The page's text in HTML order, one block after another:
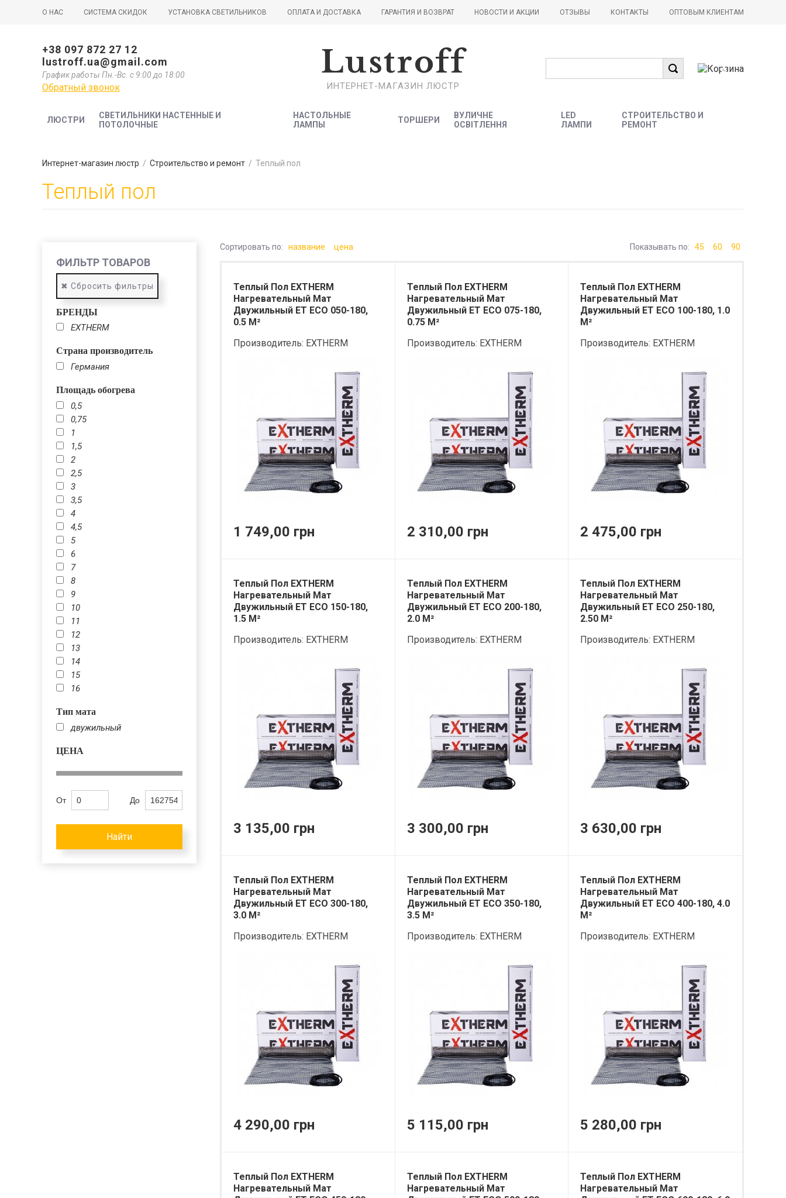
О НАС СИСТЕМА СКИДОК УСТАНОВКА СВЕТИЛЬНИКОВ ОПЛАТА И ДОСТАВКА ГАРАНТИЯ И ВОЗВРАТ НОВОСТИ И АКЦИИ ОТЗЫВЫ КОНТАКТЫ ОПТОВЫМ КЛИЕНТАМ
+38 097 872 27 12
lustroff.ua@gmail.com
График работы Пн.-Вс. с 9:00 до 18:00
Обратный звонок
Lustroff
ИНТЕРНЕТ-МАГАЗИН ЛЮСТР
0
ЛЮСТРИ
СВЕТИЛЬНИКИ НАСТЕННЫЕ И
ПОТОЛОЧНЫЕ
НАСТОЛЬНЫЕ
ЛАМПЫ
ТОРШЕРИ
ВУЛИЧНЕ
ОСВІТЛЕННЯ
LED
ЛАМПИ
СТРОИТЕЛЬСТВО И
РЕМОНТ
Интернет-магазин люстр / Строительство и ремонт / Теплый пол
Теплый пол
ФИЛЬТР ТОВАРОВ
✖ Сбросить фильтры
БРЕНДЫ
EXTHERM
Страна производитель
Германия
Площадь обогрева
0,5
0,75
1
1,5
2
2,5
3
3,5
4
4,5
5
6
7
8
9
10
11
12
13
14
15
16
Тип мата
двужильный
ЦЕНА
От До
Найти
Сортировать по: название цена Показывать по: 45 60 90
Теплый Пол EXTHERM
Нагревательный Мат
Двужильный ET ECO 050-180,
0.5 М²
Производитель: EXTHERM
1 749,00 грн
Теплый Пол EXTHERM
Нагревательный Мат
Двужильный ET ECO 075-180,
0.75 М²
Производитель: EXTHERM
2 310,00 грн
Теплый Пол EXTHERM
Нагревательный Мат
Двужильный ET ECO 100-180, 1.0
М²
Производитель: EXTHERM
2 475,00 грн
Теплый Пол EXTHERM
Нагревательный Мат
Двужильный ET ECO 150-180,
1.5 М²
Производитель: EXTHERM
3 135,00 грн
Теплый Пол EXTHERM
Нагревательный Мат
Двужильный ET ECO 200-180,
2.0 М²
Производитель: EXTHERM
3 300,00 грн
Теплый Пол EXTHERM
Нагревательный Мат
Двужильный ET ECO 250-180,
2.50 М²
Производитель: EXTHERM
3 630,00 грн
Теплый Пол EXTHERM
Нагревательный Мат
Двужильный ET ECO 300-180,
3.0 М²
Производитель: EXTHERM
4 290,00 грн
Теплый Пол EXTHERM
Нагревательный Мат
Двужильный ET ECO 350-180,
3.5 М²
Производитель: EXTHERM
5 115,00 грн
Теплый Пол EXTHERM
Нагревательный Мат
Двужильный ET ECO 400-180, 4.0
М²
Производитель: EXTHERM
5 280,00 грн
Теплый Пол EXTHERM
Нагревательный Мат
Теплый Пол EXTHERM
Нагревательный Мат
Теплый Пол EXTHERM
Нагревательный Мат